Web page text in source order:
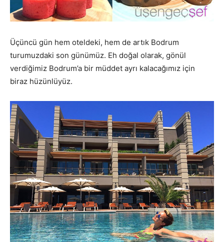
Üçüncü gün hem oteldeki, hem de artık Bodrum
turumuzdaki son günümüz. Eh doğal olarak, gönül
verdiğimiz Bodrum’a bir müddet ayrı kalacağımız için
biraz hüzünlüyüz.